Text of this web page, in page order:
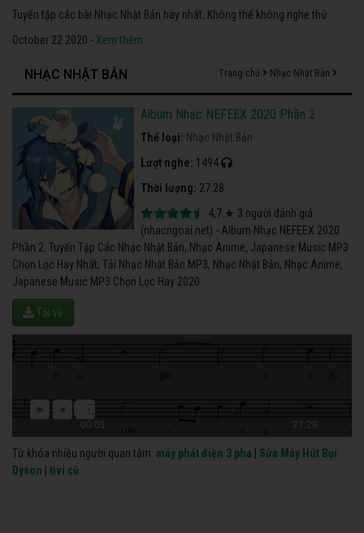
Tuyển tập các bài Nhạc Nhật Bản hay nhất. Không thể không nghe thử.
October 22 2020 - Xem thêm
NHẠC NHẬT BẢN Trang chủ Nhạc Nhật Bản
Album Nhạc NEFEEX 2020 Phần 2
Thể loại: Nhạc Nhật Bản
Lượt nghe: 1494
Thời lượng: 27:28
4,7 ★ 3 người đánh giá
(nhacngoai.net) - Album Nhạc NEFEEX 2020
Phần 2. Tuyển Tập Các Nhạc Nhật Bản, Nhạc Anime, Japanese Music MP3
Chọn Lọc Hay Nhất, Tải Nhạc Nhật Bản MP3, Nhạc Nhật Bản, Nhạc Anime,
Japanese Music MP3 Chọn Lọc Hay 2020.
Tải về
00:01 27:28
Từ khóa nhiều người quan tâm: máy phát điện 3 pha
Sửa Máy Hút Bụi
Dyson
tivi cũ